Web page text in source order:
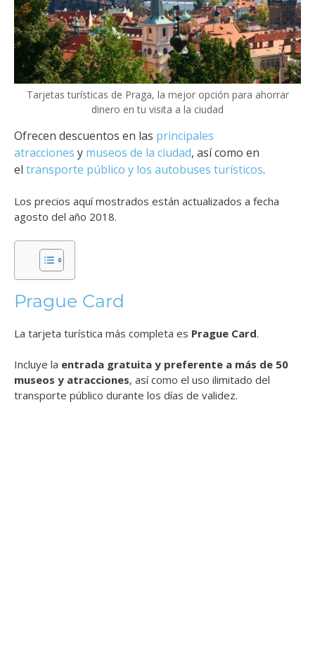
Tarjetas turísticas de Praga, la mejor opción para ahorrar
dinero en tu visita a la ciudad
Ofrecen descuentos en las principales
atracciones y museos de la ciudad, así como en
el transporte público y los autobuses turísticos.
Los precios aquí mostrados están actualizados a fecha
agosto del año 2018.
Prague Card
La tarjeta turística más completa es Prague Card.
Incluye la entrada gratuita y preferente a más de 50
museos y atracciones, así como el uso ilimitado del
transporte público durante los días de validez.